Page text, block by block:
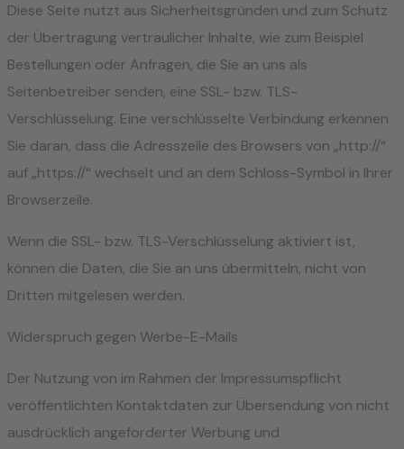
Diese Seite nutzt aus Sicherheitsgründen und zum Schutz
der Übertragung vertraulicher Inhalte, wie zum Beispiel
Bestellungen oder Anfragen, die Sie an uns als
Seitenbetreiber senden, eine SSL- bzw. TLS-
Verschlüsselung. Eine verschlüsselte Verbindung erkennen
Sie daran, dass die Adresszeile des Browsers von „http://“
auf „https://“ wechselt und an dem Schloss-Symbol in Ihrer
Browserzeile.
Wenn die SSL- bzw. TLS-Verschlüsselung aktiviert ist,
können die Daten, die Sie an uns übermitteln, nicht von
Dritten mitgelesen werden.
Widerspruch gegen Werbe-E-Mails
Der Nutzung von im Rahmen der Impressumspflicht
veröffentlichten Kontaktdaten zur Übersendung von nicht
ausdrücklich angeforderter Werbung und